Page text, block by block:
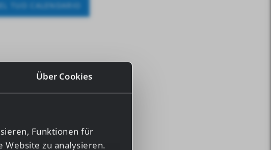
Über Cookies
Funktionen für
Website zu analysieren.
TUO CALENDARIO